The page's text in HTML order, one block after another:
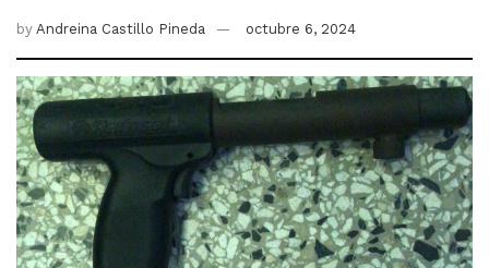
by Andreina Castillo Pineda octubre 6, 2024